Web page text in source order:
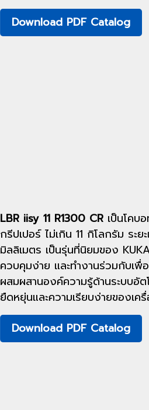
Download PDF Catalog
LBR iisy 11 R1300 CR เป็นโคบ
กรีปเปอร์ ไม่เกิน 11 กิโลกรัม ระ
มิลลิเมตร เป็นรุ่นที่นิยมของ
ควบคุมง่าย และทำงานร่วมกับเพื่
ผสมผสานองค์ความรู้ด้านระบบอั
ยืดหยุ่นและความเรียบง่ายของเค
Download PDF Catalog